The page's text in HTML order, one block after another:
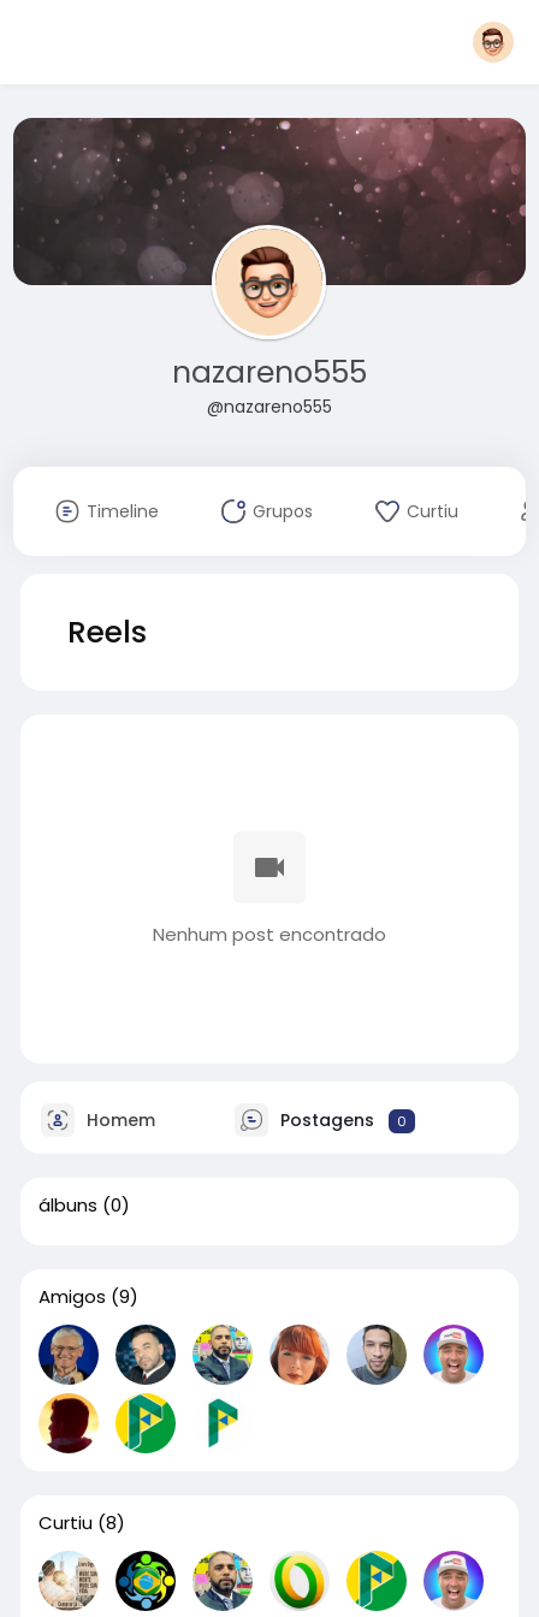
nazareno555
@nazareno555
Timeline Grupos Curtiu
Reels
Nenhum post encontrado
Homem Postagens 0
álbuns (0)
Amigos (9)
Curtiu (8)